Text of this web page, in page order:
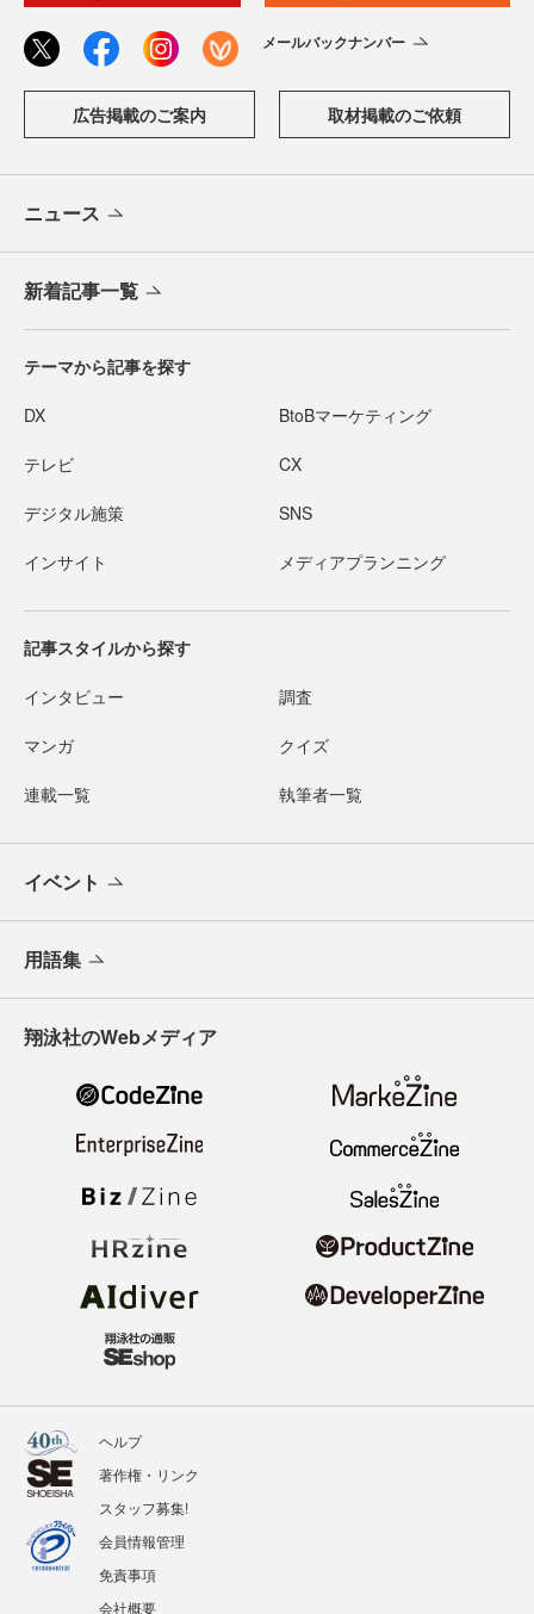
メールバックナンバー
広告掲載のご案内 取材掲載のご依頼
ニュース
新着記事一覧
テーマから記事を探す
DX BtoBマーケティング
テレビ CX
デジタル施策 SNS
インサイト メディアプランニング
記事スタイルから探す
インタビュー 調査
マンガ クイズ
連載一覧 執筆者一覧
イベント
用語集
翔泳社のWebメディア
ヘルプ
著作権・リンク
スタッフ募集!
会員情報管理
免責事項
会社概要